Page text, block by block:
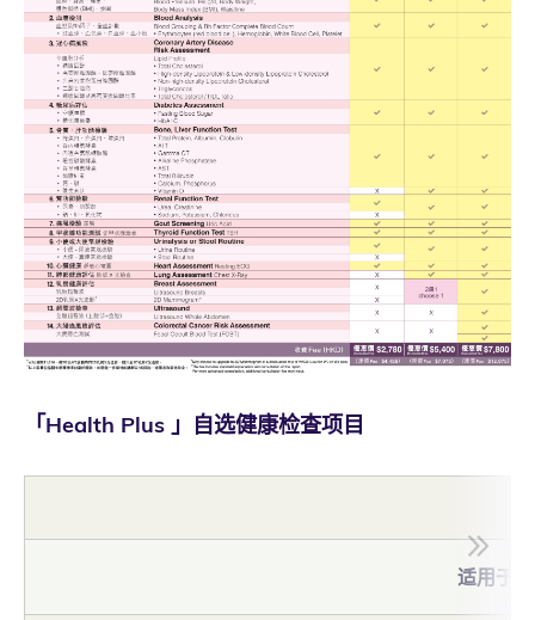
「Health Plus 」自选健康检查项目
适用于